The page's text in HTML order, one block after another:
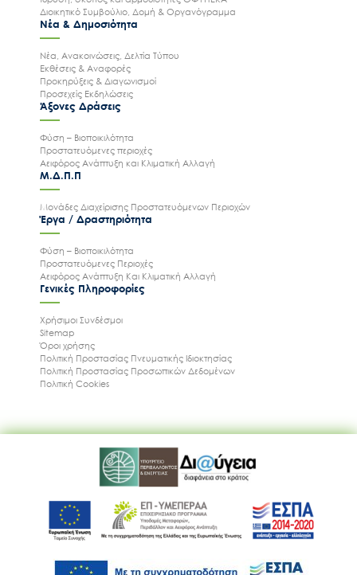
Ακολουθήστε μας
Διοικητικό Συμβούλιο, Δομή & Οργανόγραμμα
Νέα & Δημοσιότητα
Νέα, Ανακοινώσεις, Δελτία Τύπου
Εκθέσεις & Αναφορές
Προκηρύξεις & Διαγωνισμοί
Προσεχείς Εκδηλώσεις
Άξονες Δράσεις
Φύση – Βιοποικιλότητα
Προστατευόμενες περιοχές
Αειφόρος Ανάπτυξη και Κλιματική Αλλαγή
Μ.Δ.Π.Π
Μονάδες Διαχείρισης Προστατευόμενων Περιοχών
Έργα / Δραστηριότητα
Φύση – Βιοποικιλότητα
Προστατευόμενες Περιοχές
Αειφόρος Ανάπτυξη Και Κλιματική Αλλαγή
Γενικές Πληροφορίες
Χρήσιμοι Συνδέσμοι
Sitemap
Όροι χρήσης
Πολιτική Προστασίας Πνευματικής Ιδιοκτησίας
Πολιτική Προστασίας Προσωπικών Δεδομένων
Πολιτική Cookies